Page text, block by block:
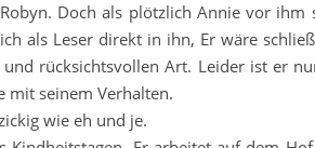
Doch als plötzlich Annie vor ihm
als Leser direkt in ihn, Er wäre
rücksichtsvollen Art. Leider ist er
mit seinem Verhalten.
wie eh und je.